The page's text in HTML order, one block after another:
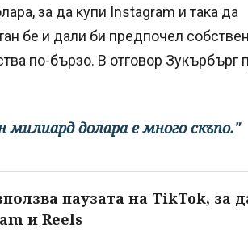
за да купи Instagram и така да
бе и дали би предпочел
по-бързо. В отговор Зукърбърг
милиард долара е много скъпо."
паузата на TikTok, за
и Reels